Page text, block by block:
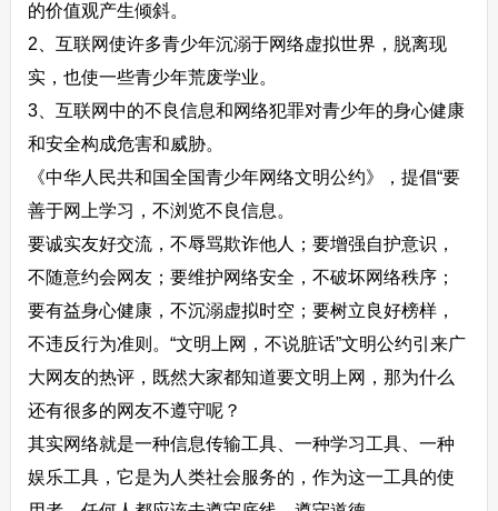
的价值观产生倾斜。
2、互联网使许多青少年沉溺于网络虚拟世界，脱离现
实，也使一些青少年荒废学业。
3、互联网中的不良信息和网络犯罪对青少年的身心健康
和安全构成危害和威胁。
《中华人民共和国全国青少年网络文明公约》，提倡“要
善于网上学习，不浏览不良信息。
要诚实友好交流，不辱骂欺诈他人；要增强自护意识，
不随意约会网友；要维护网络安全，不破坏网络秩序；
要有益身心健康，不沉溺虚拟时空；要树立良好榜样，
不违反行为准则。“文明上网，不说脏话”文明公约引来广
大网友的热评，既然大家都知道要文明上网，那为什么
还有很多的网友不遵守呢？
其实网络就是一种信息传输工具、一种学习工具、一种
娱乐工具，它是为人类社会服务的，作为这一工具的使